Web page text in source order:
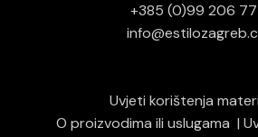
+385 (0)99 206
Uvjeti korištenja
O proizvodima ili uslugama